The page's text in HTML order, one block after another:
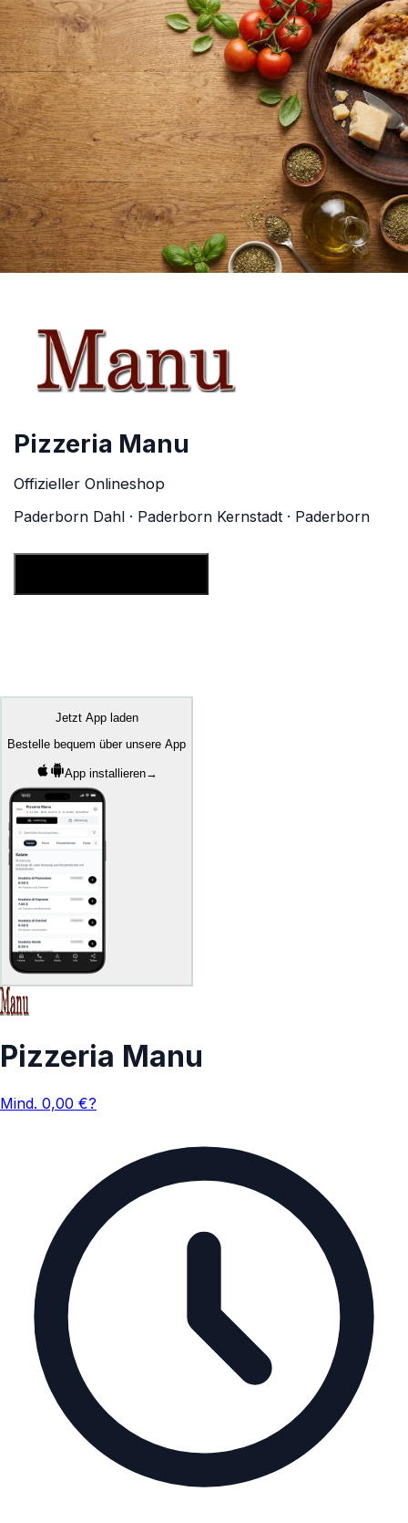
Pizzeria Manu
Offizieller Onlineshop
Paderborn Dahl · Paderborn Kernstadt · Paderborn
Jetzt App laden
Bestelle bequem über unsere App
App installieren→
Pizzeria Manu
Mind. 0,00 €?